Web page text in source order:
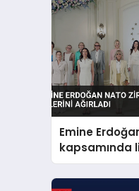
Emine
kapsamında
ağırladı